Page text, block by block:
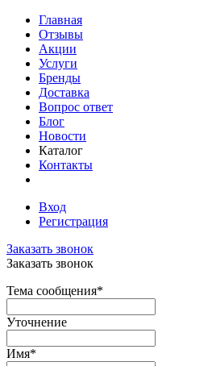
Главная
Отзывы
Акции
Услуги
Бренды
Доставка
Вопрос ответ
Блог
Новости
Каталог
Контакты
Вход
Регистрация
Заказать звонок
Заказать звонок
Тема сообщения*
Уточнение
Имя*